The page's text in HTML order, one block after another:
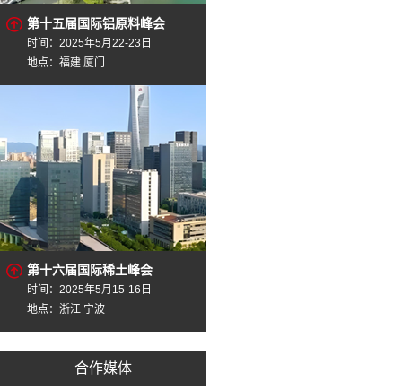
第十五届国际铝原料峰会
时间：2025年5月22-23日
地点：福建 厦门
第十六届国际稀土峰会
时间：2025年5月15-16日
地点：浙江 宁波
合作媒体